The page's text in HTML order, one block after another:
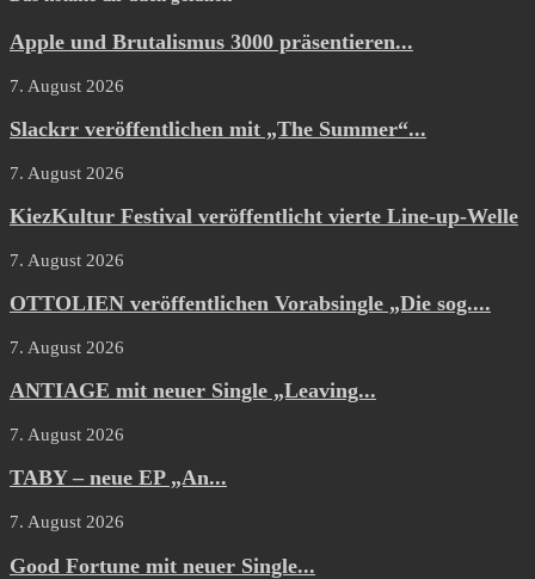
Apple und Brutalismus 3000 präsentieren...
7. August 2026
Slackrr veröffentlichen mit „The Summer“...
7. August 2026
KiezKultur Festival veröffentlicht vierte Line-up-Welle
7. August 2026
OTTOLIEN veröffentlichen Vorabsingle „Die sog....
7. August 2026
ANTIAGE mit neuer Single „Leaving...
7. August 2026
TABY – neue EP „An...
7. August 2026
Good Fortune mit neuer Single...